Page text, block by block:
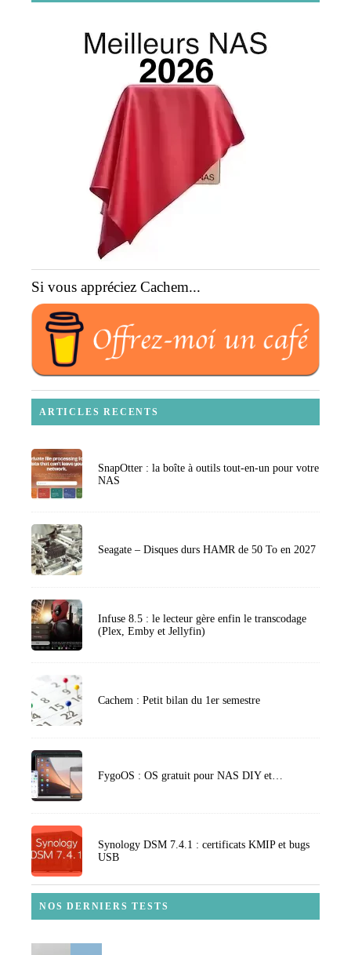
Si vous appréciez Cachem...
ARTICLES RECENTS
SnapOtter : la boîte à outils tout-en-un pour votre
NAS
Seagate – Disques durs HAMR de 50 To en 2027
Infuse 8.5 : le lecteur gère enfin le transcodage
(Plex, Emby et Jellyfin)
Cachem : Petit bilan du 1er semestre
FygoOS : OS gratuit pour NAS DIY et…
Synology DSM 7.4.1 : certificats KMIP et bugs
USB
NOS DERNIERS TESTS